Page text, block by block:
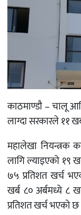
काठमाण्डाै – चालू
लाग्दा सरकारले ११
महालेखा नियन्त्रक
लागि ल्याइएको १९
७५ प्रतिशत खर्च
खर्ब ८० अर्बमध्ये ८
प्रतिशत खर्च भएको छ